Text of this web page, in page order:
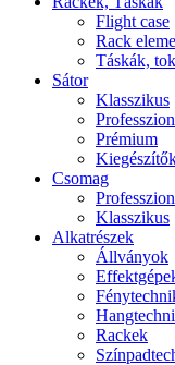
Flight case
Rack
Táskák,
Sátor
Klasszikus
Prémium
Csomag
Klasszikus
Alkatrészek
Állványok
Rackek